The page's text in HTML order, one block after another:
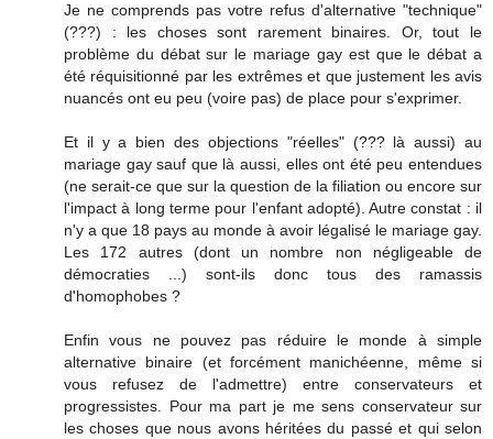
Je ne comprends pas votre refus d'alternative "technique"
(???) : les choses sont rarement binaires. Or, tout le
problème du débat sur le mariage gay est que le débat a
été réquisitionné par les extrêmes et que justement les avis
nuancés ont eu peu (voire pas) de place pour s'exprimer.
Et il y a bien des objections "réelles" (??? là aussi) au
mariage gay sauf que là aussi, elles ont été peu entendues
(ne serait-ce que sur la question de la filiation ou encore sur
l'impact à long terme pour l'enfant adopté). Autre constat : il
n'y a que 18 pays au monde à avoir légalisé le mariage gay.
Les 172 autres (dont un nombre non négligeable de
démocraties ...) sont-ils donc tous des ramassis
d'homophobes ?
Enfin vous ne pouvez pas réduire le monde à simple
alternative binaire (et forcément manichéenne, même si
vous refusez de l'admettre) entre conservateurs et
progressistes. Pour ma part je me sens conservateur sur
les choses que nous avons héritées du passé et qui selon